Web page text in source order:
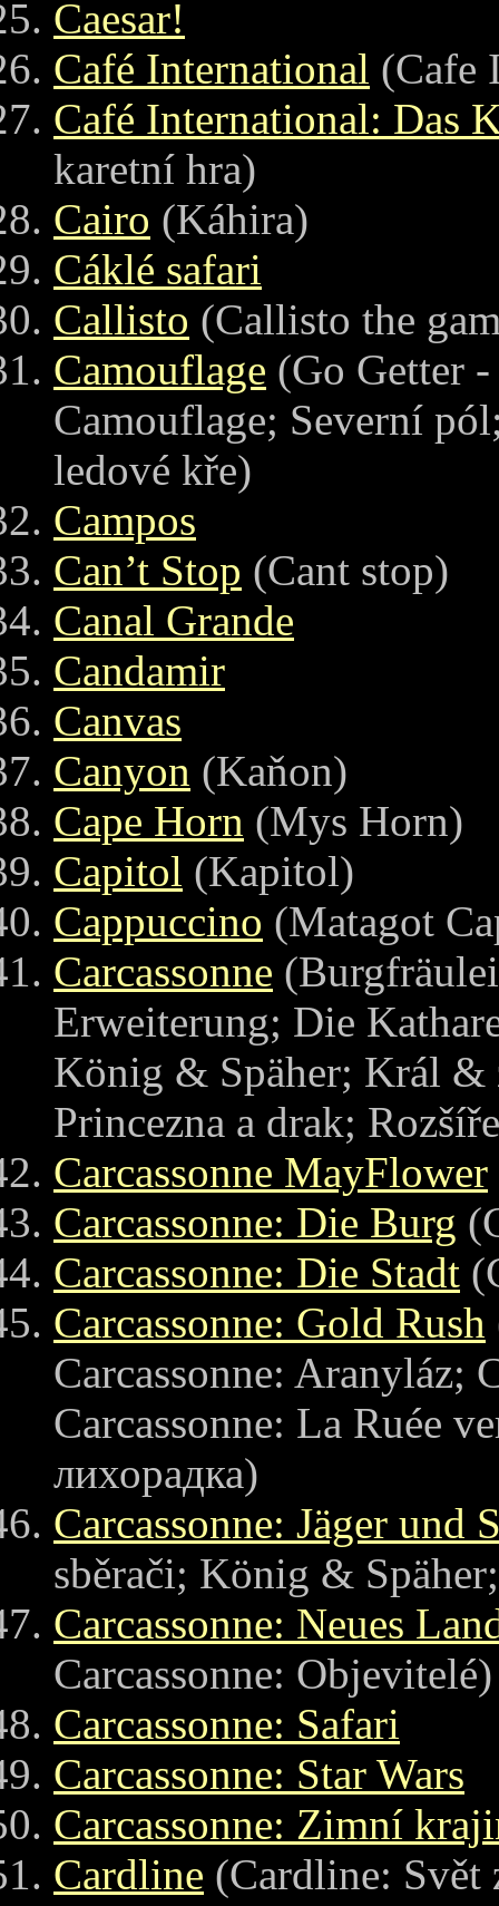
Caesar!
Café International (Cafe
Café International: Das
karetní hra)
Cairo (Káhira)
Cáklé safari
Callisto (Callisto the
Camouflage (Go Getter
Camouflage; Severní
ledové kře)
Campos
Can’t Stop (Cant stop)
Canal Grande
Candamir
Canvas
Canyon (Kaňon)
Cape Horn (Mys Horn)
Capitol (Kapitol)
Cappuccino (Matagot
Carcassonne
Erweiterung; Die
König & Späher; Král
Princezna a drak;
Carcassonne MayFlower
Carcassonne: Die Burg
Carcassonne: Die Stadt
Carcassonne: Gold Rush
Carcassonne: Aranyláz;
Carcassonne: La Ruée
лихорадка)
Carcassonne: Jäger und
sběrači; König &
Carcassonne: Neues
Carcassonne: Objevitelé)
Carcassonne: Safari
Carcassonne: Star Wars
Carcassonne: Zimní
Cardline (Cardline: Svět